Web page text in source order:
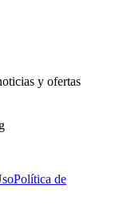
y ofertas
Política de